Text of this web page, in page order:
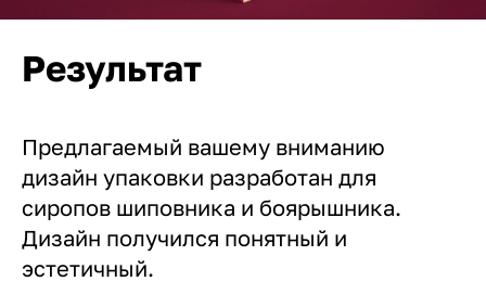
Результат
Предлагаемый вашему вниманию
дизайн упаковки разработан для
сиропов шиповника и боярышника.
Дизайн получился понятный и
эстетичный.